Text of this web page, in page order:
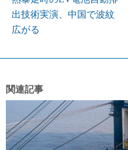
出技術実演、中国で波紋
広がる
関連記事